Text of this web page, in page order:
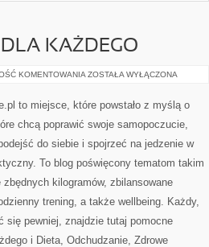
KAŻDEGO
KOMENTOWANIA ZDROWE
KAŻDEGO
ZOSTAŁA WYŁĄCZONA
to miejsce, które powstało z myślą o
chcą poprawić swoje samopoczucie,
do siebie i spojrzeć na jedzenie w
To blog poświęcony tematom takim
zbędnych kilogramów, zbilansowane
trening, a także wellbeing. Każdy,
pewniej, znajdzie tutaj pomocne
i Dieta, Odchudzanie, Zdrowe